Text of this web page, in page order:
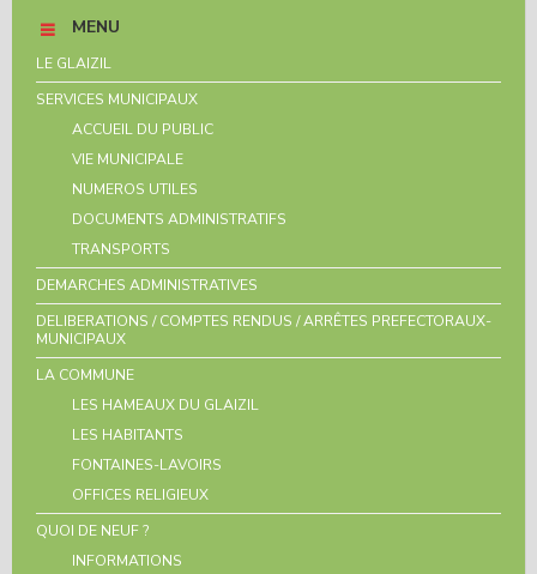
MENU
LE GLAIZIL
SERVICES MUNICIPAUX
ACCUEIL DU PUBLIC
VIE MUNICIPALE
NUMEROS UTILES
DOCUMENTS ADMINISTRATIFS
TRANSPORTS
DEMARCHES ADMINISTRATIVES
DELIBERATIONS / COMPTES RENDUS / ARRÊTES PREFECTORAUX-
MUNICIPAUX
LA COMMUNE
LES HAMEAUX DU GLAIZIL
LES HABITANTS
FONTAINES-LAVOIRS
OFFICES RELIGIEUX
QUOI DE NEUF ?
INFORMATIONS